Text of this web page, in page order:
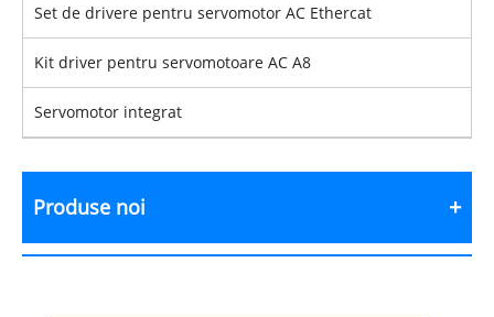
Set de drivere pentru servomotor AC Ethercat
Kit driver pentru servomotoare AC A8
Servomotor integrat
Produse noi